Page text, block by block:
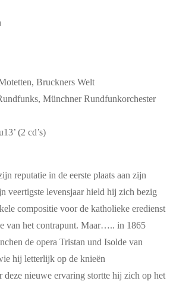
Bruckners Welt
Münchner Rundfunkorchester
(2 cd’s)
reputatie in de eerste plaats aan zijn
veertigste levensjaar hield hij zich bezig
compositie voor de katholieke eredienst
van het contrapunt. Maar….. in 1865
de opera Tristan und Isolde van
hij letterlijk op de knieën
deze nieuwe ervaring stortte hij zich op het